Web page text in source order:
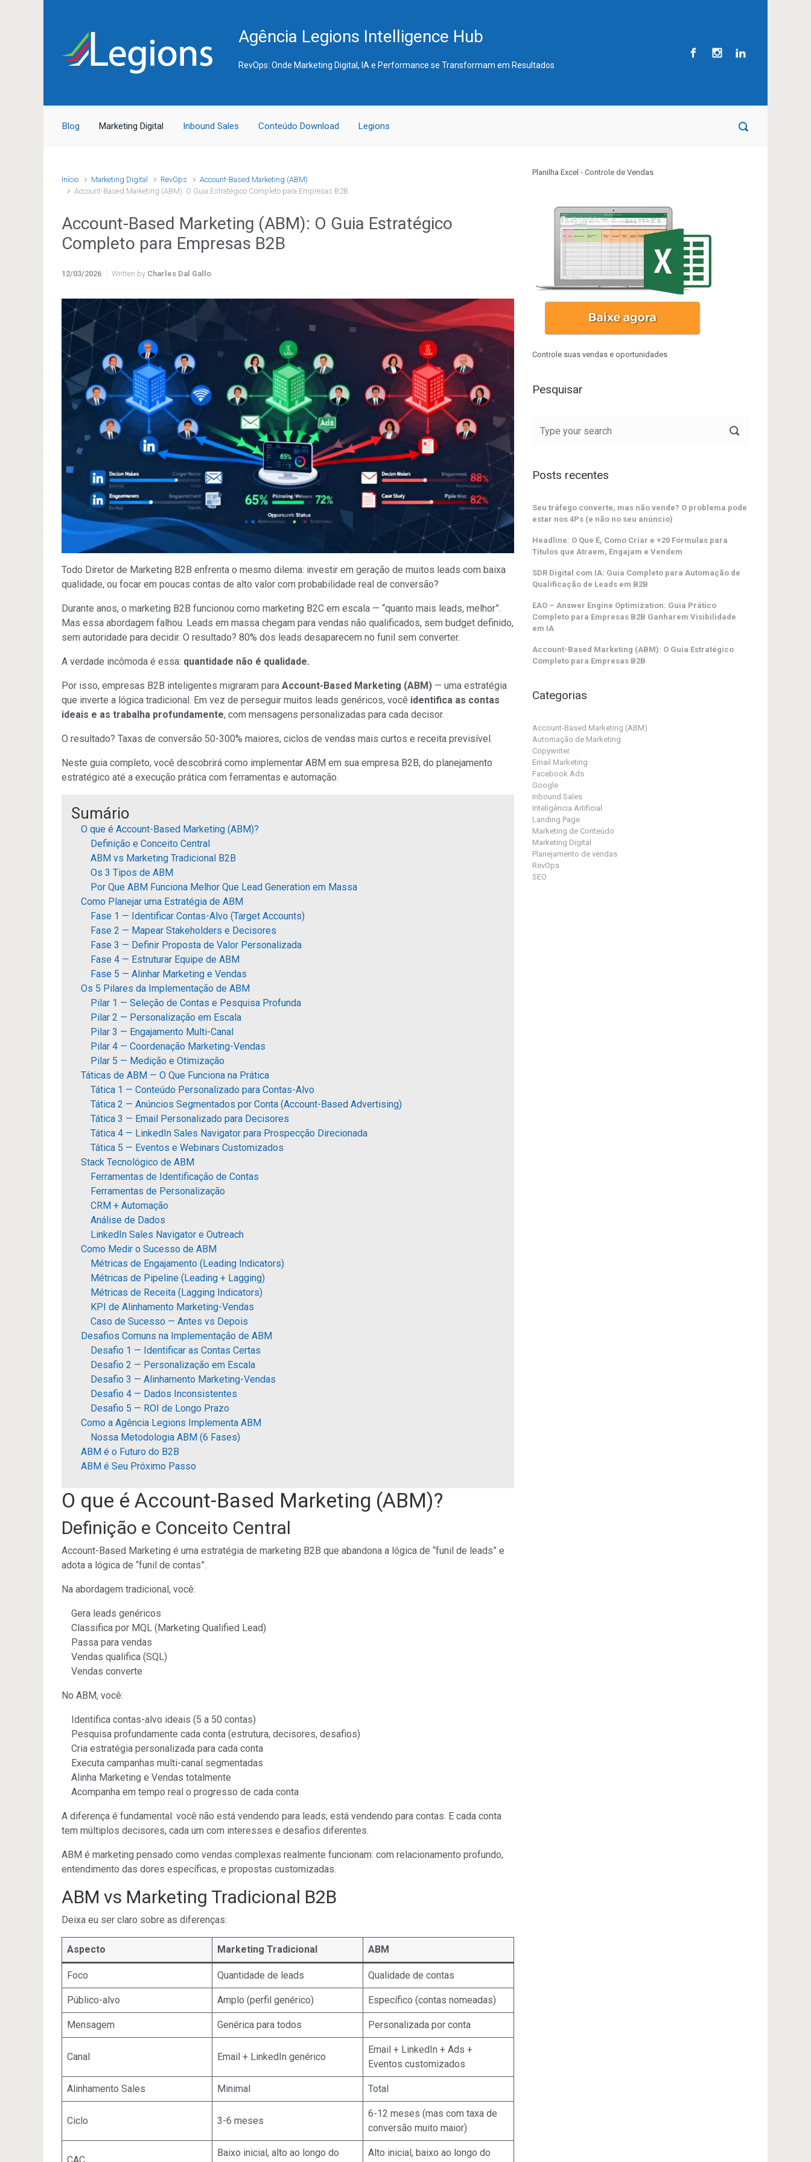
Agência Legions Intelligence Hub
RevOps: Onde Marketing Digital, IA e Performance se Transformam em Resultados
Blog Marketing Digital Inbound Sales Conteúdo Download Legions
Início Marketing Digital RevOps
Account-Based Marketing (ABM)
Account-Based Marketing (ABM): O Guia Estratégico Completo para Empresas B2B
Account-Based Marketing (ABM): O Guia Estratégico
Completo para Empresas B2B
12/03/2026 Written by Charles Dal Gallo
Todo Diretor de Marketing B2B enfrenta o mesmo dilema: investir em geração de muitos leads com baixa
qualidade, ou focar em poucas contas de alto valor com probabilidade real de conversão?
Durante anos, o marketing B2B funcionou como marketing B2C em escala — “quanto mais leads, melhor”.
Mas essa abordagem falhou. Leads em massa chegam para vendas não qualificados, sem budget definido,
sem autoridade para decidir. O resultado? 80% dos leads desaparecem no funil sem converter.
A verdade incômoda é essa: quantidade não é qualidade.
Por isso, empresas B2B inteligentes migraram para Account-Based Marketing (ABM) — uma estratégia
que inverte a lógica tradicional. Em vez de perseguir muitos leads genéricos, você identifica as contas
ideais e as trabalha profundamente, com mensagens personalizadas para cada decisor.
O resultado? Taxas de conversão 50-300% maiores, ciclos de vendas mais curtos e receita previsível.
Neste guia completo, você descobrirá como implementar ABM em sua empresa B2B, do planejamento
estratégico até a execução prática com ferramentas e automação.
Sumário
O que é Account-Based Marketing (ABM)?
Definição e Conceito Central
ABM vs Marketing Tradicional B2B
Os 3 Tipos de ABM
Por Que ABM Funciona Melhor Que Lead Generation em Massa
Como Planejar uma Estratégia de ABM
Fase 1 — Identificar Contas-Alvo (Target Accounts)
Fase 2 — Mapear Stakeholders e Decisores
Fase 3 — Definir Proposta de Valor Personalizada
Fase 4 — Estruturar Equipe de ABM
Fase 5 — Alinhar Marketing e Vendas
Os 5 Pilares da Implementação de ABM
Pilar 1 — Seleção de Contas e Pesquisa Profunda
Pilar 2 — Personalização em Escala
Pilar 3 — Engajamento Multi-Canal
Pilar 4 — Coordenação Marketing-Vendas
Pilar 5 — Medição e Otimização
Táticas de ABM — O Que Funciona na Prática
Tática 1 — Conteúdo Personalizado para Contas-Alvo
Tática 2 — Anúncios Segmentados por Conta (Account-Based Advertising)
Tática 3 — Email Personalizado para Decisores
Tática 4 — LinkedIn Sales Navigator para Prospecção Direcionada
Tática 5 — Eventos e Webinars Customizados
Stack Tecnológico de ABM
Ferramentas de Identificação de Contas
Ferramentas de Personalização
CRM + Automação
Análise de Dados
LinkedIn Sales Navigator e Outreach
Como Medir o Sucesso de ABM
Métricas de Engajamento (Leading Indicators)
Métricas de Pipeline (Leading + Lagging)
Métricas de Receita (Lagging Indicators)
KPI de Alinhamento Marketing-Vendas
Caso de Sucesso — Antes vs Depois
Desafios Comuns na Implementação de ABM
Desafio 1 — Identificar as Contas Certas
Desafio 2 — Personalização em Escala
Desafio 3 — Alinhamento Marketing-Vendas
Desafio 4 — Dados Inconsistentes
Desafio 5 — ROI de Longo Prazo
Como a Agência Legions Implementa ABM
Nossa Metodologia ABM (6 Fases)
ABM é o Futuro do B2B
ABM é Seu Próximo Passo
O que é Account-Based Marketing (ABM)?
Definição e Conceito Central
Account-Based Marketing é uma estratégia de marketing B2B que abandona a lógica de “funil de leads” e
adota a lógica de “funil de contas”.
Na abordagem tradicional, você:
Gera leads genéricos
Classifica por MQL (Marketing Qualified Lead)
Passa para vendas
Vendas qualifica (SQL)
Vendas converte
No ABM, você:
Identifica contas-alvo ideais (5 a 50 contas)
Pesquisa profundamente cada conta (estrutura, decisores, desafios)
Cria estratégia personalizada para cada conta
Executa campanhas multi-canal segmentadas
Alinha Marketing e Vendas totalmente
Acompanha em tempo real o progresso de cada conta
A diferença é fundamental: você não está vendendo para leads; está vendendo para contas. E cada conta
tem múltiplos decisores, cada um com interesses e desafios diferentes.
ABM é marketing pensado como vendas complexas realmente funcionam: com relacionamento profundo,
entendimento das dores específicas, e propostas customizadas.
ABM vs Marketing Tradicional B2B
Deixa eu ser claro sobre as diferenças:
Aspecto Marketing Tradicional ABM
Foco Quantidade de leads Qualidade de contas
Público-alvo Amplo (perfil genérico) Específico (contas nomeadas)
Mensagem Genérica para todos Personalizada por conta
Canal Email + LinkedIn genérico
Email + LinkedIn + Ads +
Eventos customizados
Alinhamento Sales Minimal Total
Ciclo 3-6 meses
6-12 meses (mas com taxa de
conversão muito maior)
Baixo inicial, alto ao longo do
Alto inicial, baixo ao longo do
Planilha Excel - Controle de Vendas
Controle suas vendas e oportunidades
Pesquisar
Posts recentes
Seu tráfego converte, mas não vende? O problema pode
estar nos 4Ps (e não no seu anúncio)
Headline: O Que É, Como Criar e +20 Fórmulas para
Títulos que Atraem, Engajam e Vendem
SDR Digital com IA: Guia Completo para Automação de
Qualificação de Leads em B2B
EAO – Answer Engine Optimization: Guia Prático
Completo para Empresas B2B Ganharem Visibilidade
em IA
Account-Based Marketing (ABM): O Guia Estratégico
Completo para Empresas B2B
Categorias
Account-Based Marketing (ABM)
Automação de Marketing
Copywriter
Email Marketing
Facebook Ads
Google
Inbound Sales
Inteligência Artificial
Landing Page
Marketing de Conteúdo
Marketing Digital
Planejamento de vendas
RevOps
SEO